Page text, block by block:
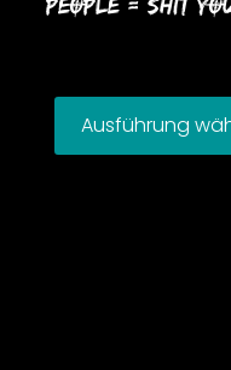
PEOPLE = SHIT
Ausführung